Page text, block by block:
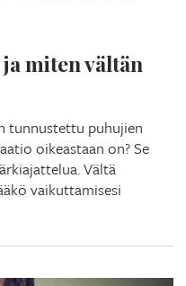
miten vältän
tunnustettu puhujien
oikeastaan on? Se
Vältä
vaikuttamisesi